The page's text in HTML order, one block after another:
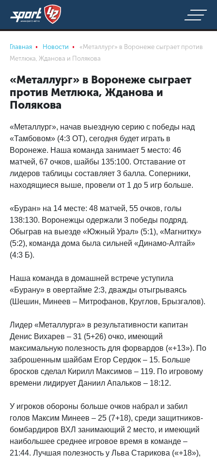
Главная Новости
«Металлург» в Воронеже сыграет против
Метлюка, Жданова и Полякова
«Металлург» в Воронеже сыграет
против Метлюка, Жданова и
Полякова
«Металлург», начав выездную серию с победы над
«Тамбовом» (4:3 ОТ), сегодня будет играть в
Воронеже. Наша команда занимает 5 место: 46
матчей, 67 очков, шайбы 135:100. Отставание от
лидеров таблицы составляет 3 балла. Соперники,
находящиеся выше, провели от 1 до 5 игр больше.
«Буран» на 14 месте: 48 матчей, 55 очков, голы
138:130. Воронежцы одержали 3 победы подряд.
Обыграв на выезде «Южный Урал» (5:1), «Магнитку»
(5:2), команда дома была сильней «Динамо-Алтай»
(4:3 Б).
Наша команда в домашней встрече уступила
«Бурану» в овертайме 2:3, дважды отыгрываясь
(Шешин, Минеев – Митрофанов, Круглов, Брызгалов).
Лидер «Металлурга» в результативности капитан
Денис Вихарев – 31 (5+26) очко, имеющий
максимальную полезность для форвардов («+13»). По
заброшенным шайбам Егор Сердюк – 15. Больше
бросков сделал Кирилл Максимов – 119. По игровому
времени лидирует Даниил Апальков – 18:12.
У игроков обороны больше очков набрал и забил
голов Максим Минеев – 25 (7+18), среди защитников-
бомбардиров ВХЛ занимающий 2 место, и имеющий
наибольшее среднее игровое время в команде –
21:44. Лучшая полезность у Льва Старикова («+18»),